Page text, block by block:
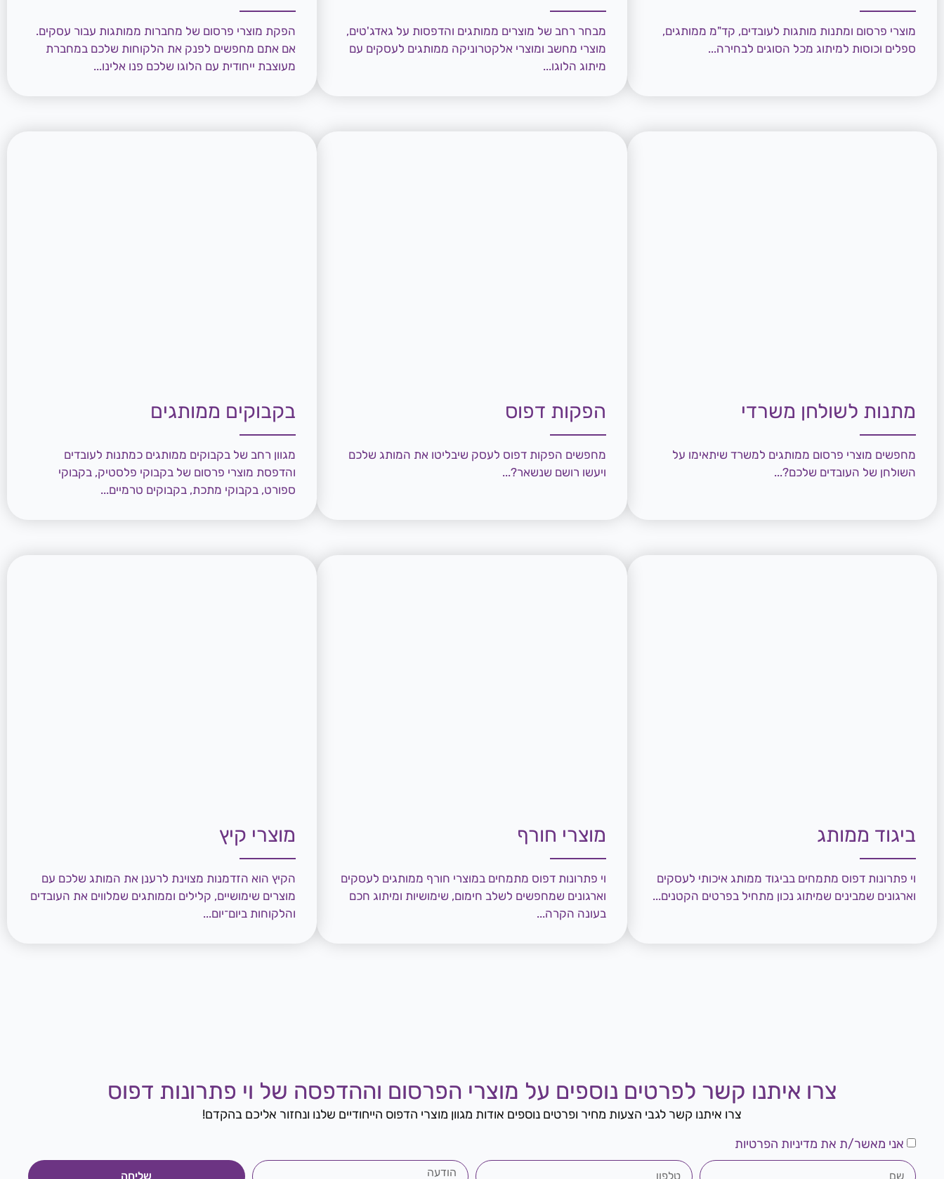
מוצרי פרסום ומתנות מותגות לעובדים, קד"מ ממותגים,
ספלים וכוסות למיתוג מכל הסוגים לבחירה...
מבחר רחב של מוצרים ממותגים והדפסות על גאדג'טים,
מוצרי מחשב ומוצרי אלקטרוניקה ממותגים לעסקים עם
מיתוג הלוגו...
הפקת מוצרי פרסום של מחברות ממותגות עבור עסקים.
אם אתם מחפשים לפנק את הלקוחות שלכם במחברת
מעוצבת ייחודית עם הלוגו שלכם פנו אלינו...
מתנות לשולחן משרדי
מחפשים מוצרי פרסום ממותגים למשרד שיתאימו על
השולחן של העובדים שלכם?...
הפקות דפוס
מחפשים הפקות דפוס לעסק שיבליטו את המותג שלכם
ויעשו רושם שנשאר?...
בקבוקים ממותגים
מגוון רחב של בקבוקים ממותגים כמתנות לעובדים
והדפסת מוצרי פרסום של בקבוקי פלסטיק, בקבוקי
ספורט, בקבוקי מתכת, בקבוקים טרמיים...
ביגוד ממותג
וי פתרונות דפוס מתמחים בביגוד ממותג איכותי לעסקים
וארגונים שמבינים שמיתוג נכון מתחיל בפרטים הקטנים...
מוצרי חורף
וי פתרונות דפוס מתמחים במוצרי חורף ממותגים לעסקים
וארגונים שמחפשים לשלב חימום, שימושיות ומיתוג חכם
בעונה הקרה...
מוצרי קיץ
הקיץ הוא הזדמנות מצוינת לרענן את המותג שלכם עם
מוצרים שימושיים, קלילים וממותגים שמלווים את העובדים
והלקוחות ביום־יום...
צרו איתנו קשר לפרטים נוספים על מוצרי הפרסום וההדפסה של וי פתרונות דפוס
צרו איתנו קשר לגבי הצעות מחיר ופרטים נוספים אודות מגוון מוצרי הדפוס הייחודיים שלנו ונחזור אליכם בהקדם!
אני מאשר/ת את מדיניות הפרטיות
שליחה